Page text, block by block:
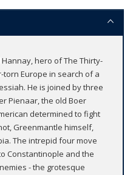
hero of The Thirty-
Europe in search of a
He is joined by three
Pienaar, the old Boer
determined to fight
Greenmantle himself,
The intrepid four move
Constantinople and the
- the grotesque